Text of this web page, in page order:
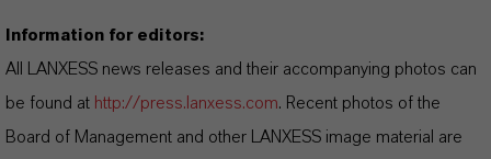
Information for editors:
All LANXESS news releases and their accompanying photos can
be found at http://press.lanxess.com. Recent photos of the
Board of Management and other LANXESS image material are